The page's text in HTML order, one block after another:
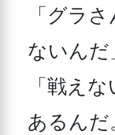
「グラ
ないんだ
「戦え
あるんだ